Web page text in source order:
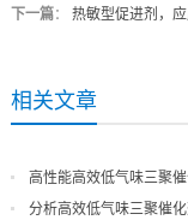
下一篇： 热敏型促进剂，
相关文章
高性能高效低气味三聚
分析高效低气味三聚催